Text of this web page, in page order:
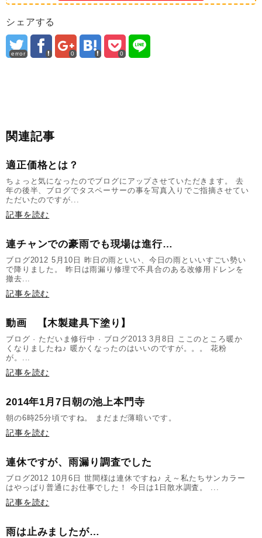
シェアする
error 0 0
関連記事
適正価格とは？
ちょっと気になったのでブログにアップさせていただきます。 去
年の後半、ブログでタスペーサーの事を写真入りでご指摘させてい
ただいたのですが...
記事を読む
連チャンでの豪雨でも現場は進行…
ブログ2012 5月10日 昨日の雨といい、今日の雨といいすごい勢い
で降りました。 昨日は雨漏り修理で不具合のある改修用ドレンを
撤去...
記事を読む
動画 【木製建具下塗り】
ブログ · ただいま修行中 · ブログ2013 3月8日 ここのところ暖か
くなりましたね♪ 暖かくなったのはいいのですが。。。 花粉
が。...
記事を読む
2014年1月7日朝の池上本門寺
朝の6時25分頃ですね。 まだまだ薄暗いです。
記事を読む
連休ですが、雨漏り調査でした
ブログ2012 10月6日 世間様は連休ですね♪ え～私たちサンカラー
はやっぱり普通にお仕事でした！ 今日は1日散水調査。 ...
記事を読む
雨は止みましたが…